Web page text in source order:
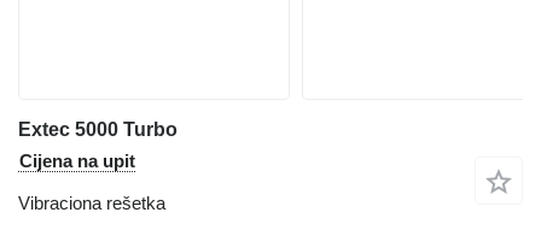
Extec 5000 Turbo
Cijena na upit
Vibraciona rešetka